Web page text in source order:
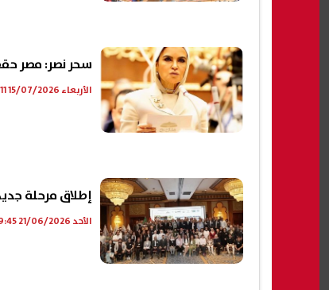
سحر نصر: مصر
الأربعاء 15/07/2026 02:11 م
إطلاق مرحلة جديدة لدعم
الأحد 21/06/2026 09:45 ص